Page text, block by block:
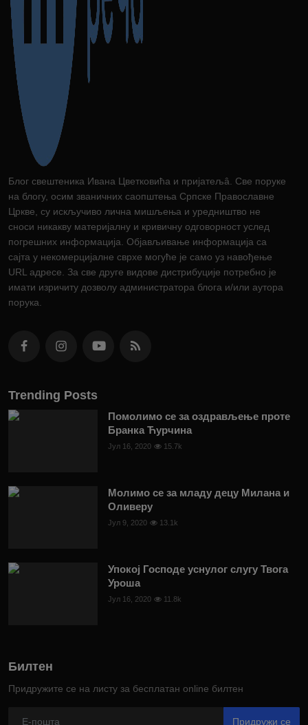
Блог свештеника Ивана Цветковића и пријатељâ. Све поруке
на блогу, осим званичних саопштења Српске Православне
Цркве, су искључиво лична мишљења и уредништво не
сноси никакву материјалну и кривичну одговорност услед
погрешних информација. Објављивање информација са
сајта у некомерцијалне сврхе могуће је само уз навођење
URL адресе. За све друге видове дистрибуције потребно је
имати изричиту дозволу администратора блога и/или аутора
порука.
Trending Posts
Помолимо се за оздрављење проте
Бранка Ћурчина
Јул 16, 2020 15.7k
Молимо се за младу децу Милана и
Оливеру
Јул 9, 2020 13.1k
Упокој Господе уснулог слугу Твога
Уроша
Јул 16, 2020 11.8k
Билтен
Придружите се на листу за бесплатан online билтен
Придружи се